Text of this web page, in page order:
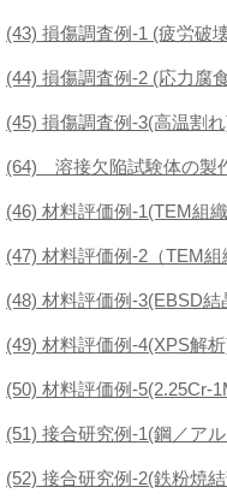
(43) 損傷調査例-1 (疲労破
(44) 損傷調査例-2 (応力腐
(45) 損傷調査例-3(高温割
(64) 溶接欠陥試験体の製
(46) 材料評価例-1(TEM組
(47) 材料評価例-2（TEM
(48) 材料評価例-3(EBSD結
(49) 材料評価例-4(XPS解
(50) 材料評価例-5(2.25Cr-
(51) 接合研究例-1(鋼／ア
(52) 接合研究例-2(鉄粉焼